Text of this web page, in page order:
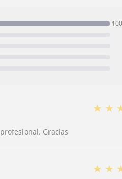
★ ★
Gracias
★ ★